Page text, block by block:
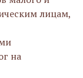
лицам,
на